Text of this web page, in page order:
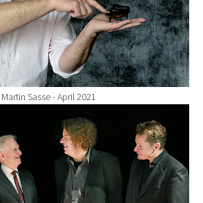
Martin Sasse - April 2021